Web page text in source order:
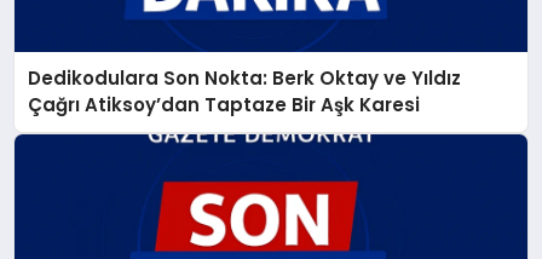
Dedikodulara Son Nokta: Berk Oktay ve Yıldız
Çağrı Atiksoy’dan Taptaze Bir Aşk Karesi